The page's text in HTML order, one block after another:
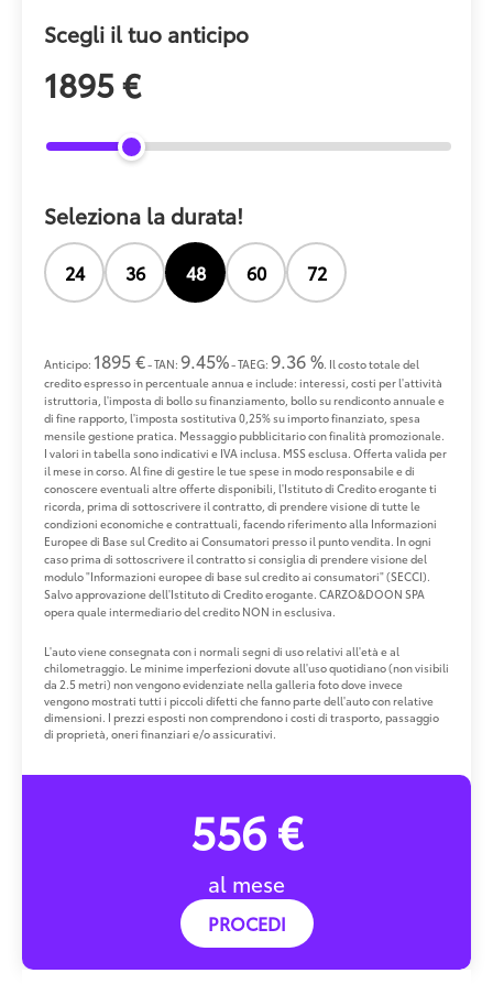
Scegli il tuo anticipo
1895 €
Seleziona la durata!
24 36 48 60 72
Anticipo: 1895 €- TAN: 9.45%- TAEG: 9.36 %. Il costo totale del
credito espresso in percentuale annua e include: interessi, costi per l'attività
istruttoria, l'imposta di bollo su finanziamento, bollo su rendiconto annuale e
di fine rapporto, l'imposta sostitutiva 0,25% su importo finanziato, spesa
mensile gestione pratica. Messaggio pubblicitario con finalità promozionale.
I valori in tabella sono indicativi e IVA inclusa. MSS esclusa. Offerta valida per
il mese in corso. Al fine di gestire le tue spese in modo responsabile e di
conoscere eventuali altre offerte disponibili, l'Istituto di Credito erogante ti
ricorda, prima di sottoscrivere il contratto, di prendere visione di tutte le
condizioni economiche e contrattuali, facendo riferimento alla Informazioni
Europee di Base sul Credito ai Consumatori presso il punto vendita. In ogni
caso prima di sottoscrivere il contratto si consiglia di prendere visione del
modulo "Informazioni europee di base sul credito ai consumatori" (SECCI).
Salvo approvazione dell'Istituto di Credito erogante. CARZO&DOON SPA
opera quale intermediario del credito NON in esclusiva.
L'auto viene consegnata con i normali segni di uso relativi all'età e al
chilometraggio. Le minime imperfezioni dovute all'uso quotidiano (non visibili
da 2.5 metri) non vengono evidenziate nella galleria foto dove invece
vengono mostrati tutti i piccoli difetti che fanno parte dell'auto con relative
dimensioni. I prezzi esposti non comprendono i costi di trasporto, passaggio
di proprietà, oneri finanziari e/o assicurativi.
556 €
al mese
PROCEDI